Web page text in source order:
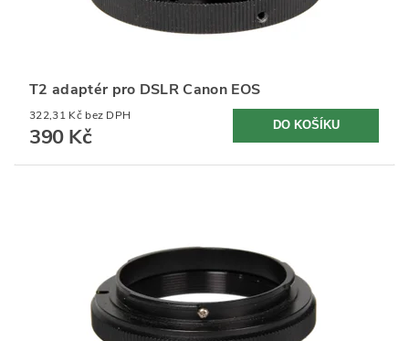
T2 adaptér pro DSLR Canon EOS
322,31 Kč bez DPH
390 Kč